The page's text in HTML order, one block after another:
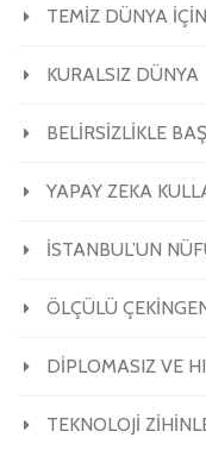
TEMİZ DÜNYA
KURALSIZ DÜNYA
BELİRSİZLİKLE
YAPAY ZEKA
İSTANBUL’UN
ÖLÇÜLÜ
DİPLOMASIZ VE
TEKNOLOJİ